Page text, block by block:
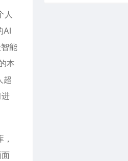
人
AI
能
本
超